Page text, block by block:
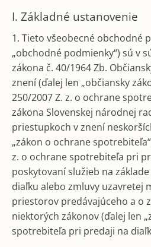
I. Základné ustanovenie
1. Tieto všeobecné obchodné
„obchodné podmienky“) sú v
zákona č. 40/1964 Zb.
znení (ďalej len „občiansky
250/2007 Z. z. o ochrane
zákona Slovenskej národnej
priestupkoch v znení
„zákon o ochrane
z. o ochrane spotrebiteľa pri
poskytovaní služieb na
diaľku alebo zmluvy uzavretej
priestorov predávajúceho a o
niektorých zákonov (ďalej len
spotrebiteľa pri predaji na
t
r
e
b
u
j
e
t
e
n
á
j
s
ť
?